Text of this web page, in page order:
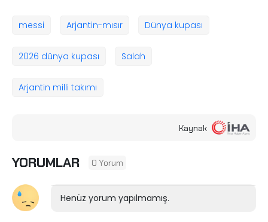
messi Arjantin-mısır Dünya kupası
2026 dünya kupası Salah
Arjantin milli takımı
Kaynak
YORUMLAR 0 Yorum
Henüz yorum yapılmamış.